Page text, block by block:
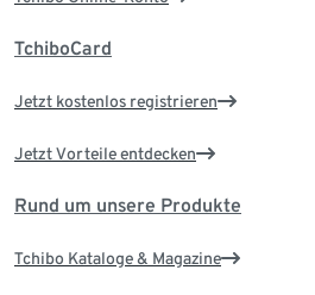
TchiboCard
Jetzt kostenlos registrieren
Jetzt Vorteile entdecken
Rund um unsere Produkte
Tchibo Kataloge & Magazine